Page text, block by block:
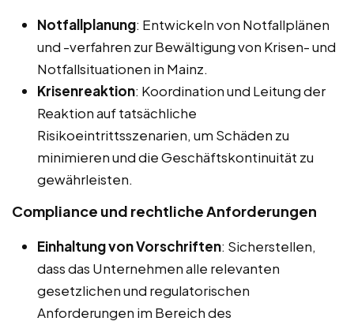
Notfallplanung: Entwickeln von Notfallplänen
und -verfahren zur Bewältigung von Krisen- und
Notfallsituationen in Mainz.
Krisenreaktion: Koordination und Leitung der
Reaktion auf tatsächliche
Risikoeintrittsszenarien, um Schäden zu
minimieren und die Geschäftskontinuität zu
gewährleisten.
Compliance und rechtliche Anforderungen
Einhaltung von Vorschriften: Sicherstellen,
dass das Unternehmen alle relevanten
gesetzlichen und regulatorischen
Anforderungen im Bereich des